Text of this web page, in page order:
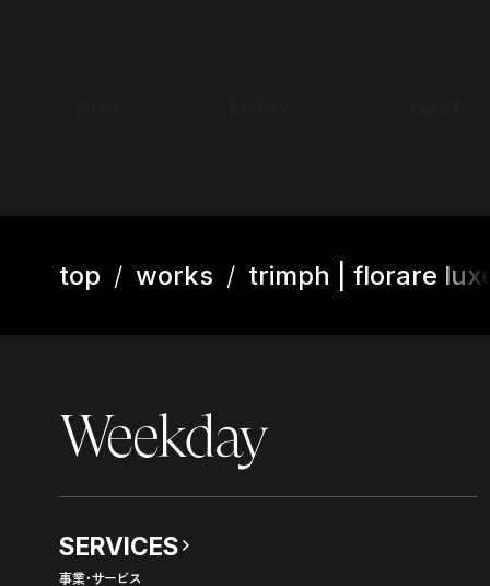
top works trimph | florare
Weekday
SERVICES
事業・サービス